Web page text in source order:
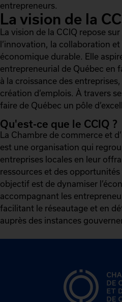
entrepreneurs.
La vision de la
La vision de la CCIQ repose
l’innovation, la collaboration
économique durable. Elle
entrepreneurial de Québec en
à la croissance des
création d’emplois. À travers
faire de Québec un pôle
Qu'est-ce que le CCIQ ?
La Chambre de commerce et
est une organisation qui
entreprises locales en leur
ressources et des
objectif est de dynamiser
accompagnant les
facilitant le réseautage et en
auprès des instances